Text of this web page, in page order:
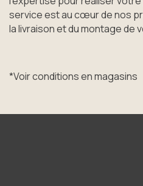
service est au cœur de nos
la livraison et du montage de
*Voir conditions en magasins